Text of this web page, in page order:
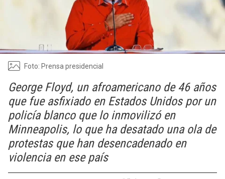
Foto: Prensa presidencial
George Floyd, un afroamericano de 46 años
que fue asfixiado en Estados Unidos por un
policía blanco que lo inmovilizó en
Minneapolis, lo que ha desatado una ola de
protestas que han desencadenado en
violencia en ese país